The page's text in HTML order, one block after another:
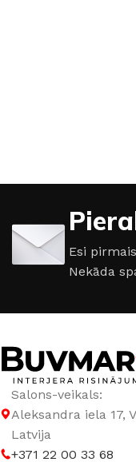
Esi
Nekāda
Salons-veikals:
Aleksandra iela 17,
Latvija
+371 22 00 33 68